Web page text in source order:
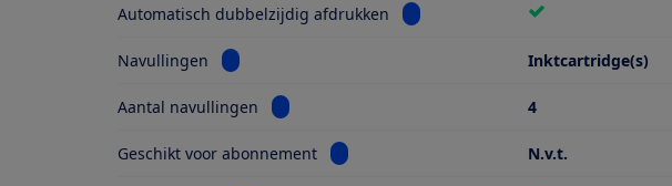
Automatisch dubbelzijdig afdrukken Bekijk informatie voor
Navullingen Bekijk informatie voor Navullingen Inktcartridge(s)
Aantal navullingen Bekijk informatie voor Aantal navullingen
4
Geschikt voor abonnement Bekijk informatie voor Geschikt voor
N.v.t.